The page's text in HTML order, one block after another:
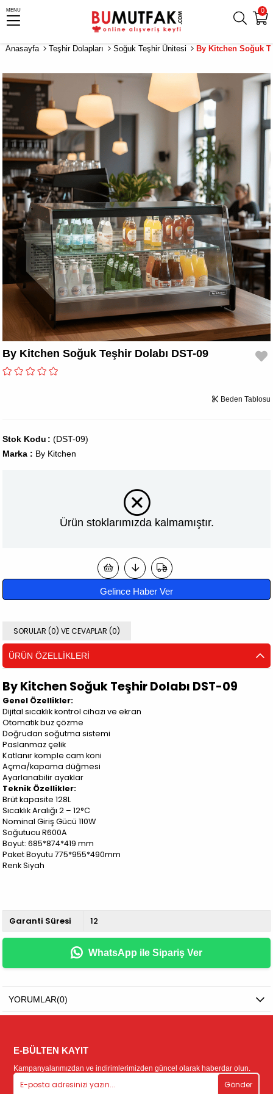
0
MENU
Anasayfa Teşhir Dolapları Soğuk Teşhir Ünitesi By Kitchen Soğuk
By Kitchen Soğuk Teşhir Dolabı DST-09
Beden Tablosu
(DST-09)
Stok Kodu
Marka : By Kitchen
Ürün stoklarımızda kalmamıştır.
Gelince Haber Ver
SORULAR (0) VE CEVAPLAR (0)
ÜRÜN ÖZELLIKLERI
By Kitchen Soğuk Teşhir Dolabı DST-09
Genel Özellikler:
Dijital sıcaklık kontrol cihazı ve ekran
Otomatik buz çözme
Doğrudan soğutma sistemi
Paslanmaz çelik
Katlanır komple cam koni
Açma/kapama düğmesi
Ayarlanabilir ayaklar
Teknik Özellikler:
Brüt kapasite 128L
Sıcaklık Aralığı 2 – 12°C
Nominal Giriş Gücü 110W
Soğutucu R600A
Boyut: 685*874*419 mm
Paket Boyutu 775*955*490mm
Renk Siyah
Garanti Süresi 12
WhatsApp ile Sipariş Ver
YORUMLAR(0)
E-BÜLTEN KAYIT
Kampanyalarımızdan ve indirimlerimizden güncel olarak haberdar olun.
Gönder